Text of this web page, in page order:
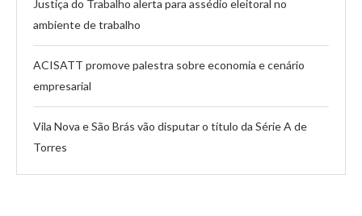
Justiça do Trabalho alerta para assédio eleitoral no
ambiente de trabalho
ACISATT promove palestra sobre economia e cenário
empresarial
Vila Nova e São Brás vão disputar o título da Série A de
Torres